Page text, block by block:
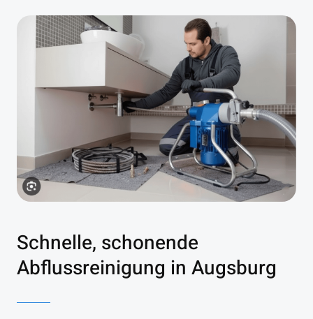
Schnelle, schonende
Abflussreinigung in Augsburg